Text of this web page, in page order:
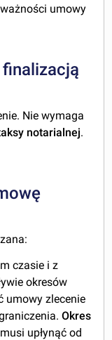
umowy
Nie wymaga
notarialnej.
czasie i z
okresów
umowy zlecenie
Okres
upłynąć od